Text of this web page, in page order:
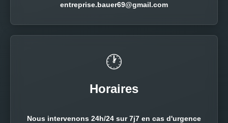
entreprise.bauer69@gmail.com
🕐
Horaires
Nous intervenons 24h/24 sur 7j7 en cas d'urgence